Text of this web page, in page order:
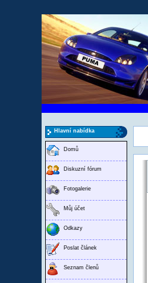
Hlavní nabídka
Domů
Diskuzní fórum
Fotogalerie
Můj účet
Odkazy
Poslat článek
Seznam členů